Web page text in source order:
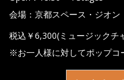
会場：京都スペース・ジオン
税込￥6,300(ミュージックチ
※お一人様に対してポップコ